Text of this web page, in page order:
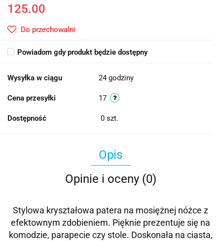
125.00
Do przechowalni
Powiadom gdy produkt będzie dostępny
Wysyłka w ciągu 24 godziny
Cena przesyłki 17
Dostępność 0 szt.
Opis
Opinie i oceny (0)
Stylowa kryształowa patera na mosiężnej nóżce z
efektownym zdobieniem. Pięknie prezentuje się na
komodzie, parapecie czy stole. Doskonała na ciasta,